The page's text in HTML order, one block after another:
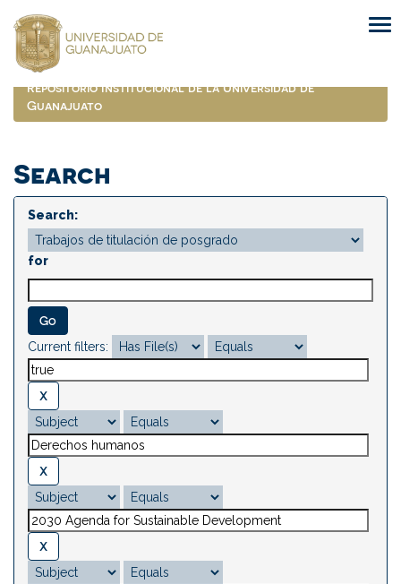
navigation
Repositorio Institucional de la Universidad de
Guanajuato
Search
Search:
for
Current filters: